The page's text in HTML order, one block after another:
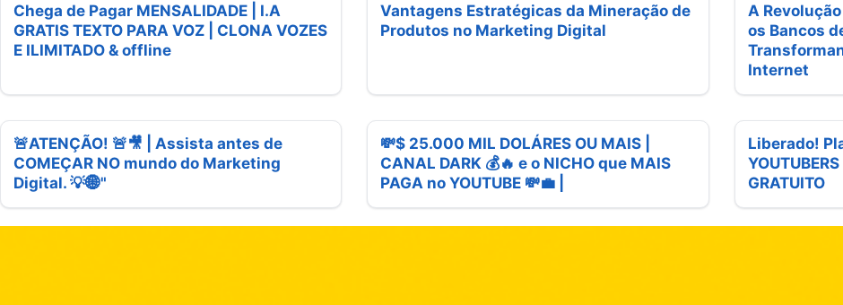
Chega de Pagar MENSALIDADE | I.A
GRATIS TEXTO PARA VOZ | CLONA VOZES
E ILIMITADO & offline
Vantagens Estratégicas da Mineração de
Produtos no Marketing Digital
A
os Bancos
Internet
🚨ATENÇÃO! 🚨🎥 | Assista antes de
COMEÇAR NO mundo do Marketing
Digital. 💡🌐"
💸$ 25.000 MIL DOLÁRES OU MAIS |
CANAL DARK 💰🔥 e o NICHO que MAIS
PAGA no YOUTUBE 💸💼 |
Liberado!
GRATUITO